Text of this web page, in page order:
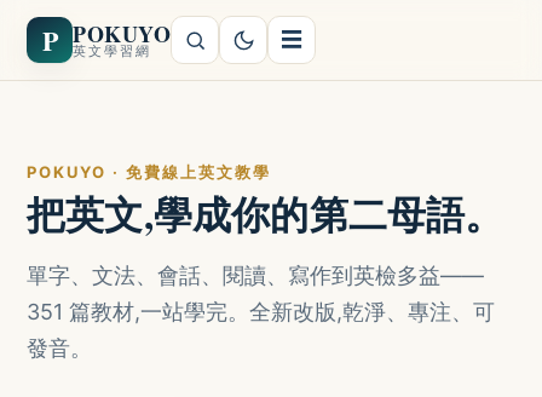
P POKUYO
英文學習網 ☰
POKUYO · 免費線上英文教學
把英文,學成你的第二母語。
單字、文法、會話、閱讀、寫作到英檢多益——
351 篇教材,一站學完。全新改版,乾淨、專注、可
發音。